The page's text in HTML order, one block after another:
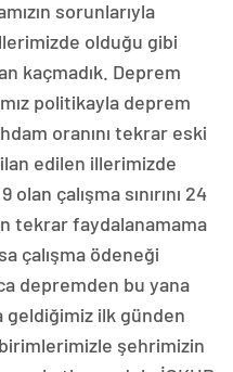
sorunlarıyla
olduğu gibi
kaçmadık. Deprem
politikayla deprem
oranını tekrar eski
edilen illerimizde
çalışma sınırını 24
tekrar faydalanamama
çalışma ödeneği
depremden bu yana
geldiğimiz ilk günden
şehrimizin